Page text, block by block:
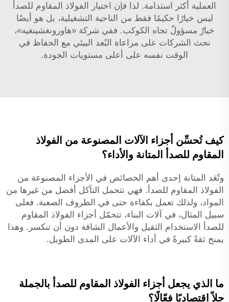
العملية أكثر استدامة. لذا فإن اختيار الفولاذ المقاوم للصدأ
ليس خيارًا حكيمًا فقط من الناحية التشغيلية، بل هو أيضًا
خيارٌ مسؤولٌ تجاه الكوكب. ففي شركة «هاورونغشينغيه»،
نحث الشركات على مراعاة البُعد البيئي مع الحفاظ في
الوقت نفسه على أعلى مستويات الجودة.
كيف تُحسِّن أجزاء الآلات المصنوعة من الفولاذ
المقاوم للصدأ المتانة والأداء؟
وتُعَد المتانة إحدى أهم الخصائص في الأجزاء المصنوعة من
الفولاذ المقاوم للصدأ. فهي تتحمل التآكل أفضل من غيرها من
المواد، ولذلك تعمل بكفاءة حتى في الظروف الصعبة. فعلى
سبيل المثال، في آلات البناء، تتحمّل أجزاء الفولاذ المقاوم
للصدأ الاستخدام الثقيل والأعمال الشاقة دون أن تنكسر. وهذا
يمنح ثقةً كبيرةً في أداء الآلات على المدى الطويل.
ما الذي يجعل أجزاء الفولاذ المقاوم للصدأ بالجملة
حلاً اقتصاديًا فعّالًا؟